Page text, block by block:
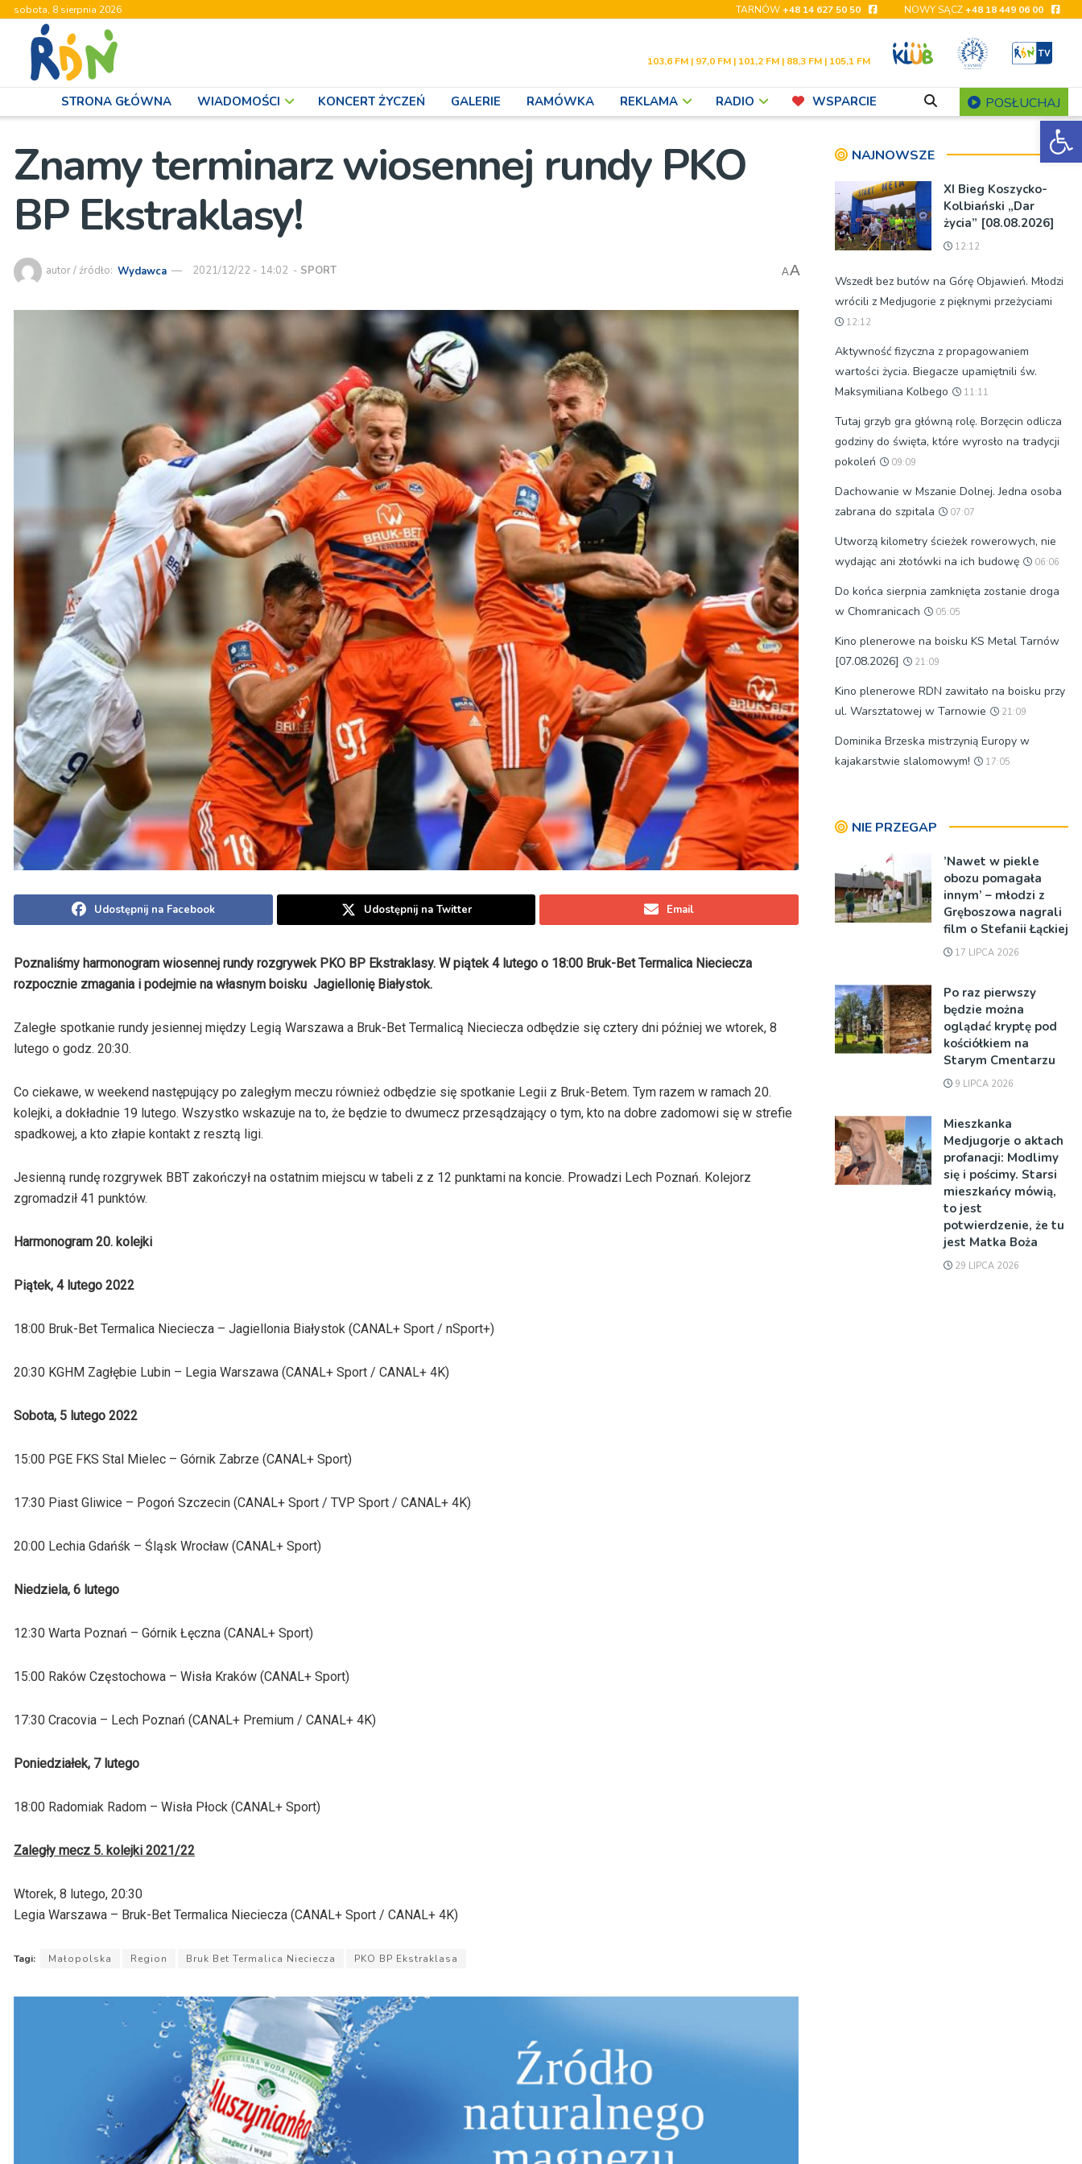
sobota, 8 sierpnia 2026 TARNÓW+48 14 627 50 50 NOWY SĄCZ+48 18 449 06 00
103,6 FM | 97,0 FM | 101,2 FM | 88,3 FM | 105,1 FM
STRONA GŁÓWNA WIADOMOŚCI KONCERT ŻYCZEŃ GALERIE RAMÓWKA REKLAMA RADIO WSPARCIE POSŁUCHAJ
Znamy terminarz wiosennej rundy PKO
BP Ekstraklasy!
autor / źródło: Wydawca 2021/12/22 - 14:02 - SPORT AA
Udostępnij na Facebook Udostępnij na Twitter Email
Poznaliśmy harmonogram wiosennej rundy rozgrywek PKO BP Ekstraklasy. W piątek 4 lutego o 18:00 Bruk-Bet Termalica Nieciecza
rozpocznie zmagania i podejmie na własnym boisku Jagiellonię Białystok.
Zaległe spotkanie rundy jesiennej między Legią Warszawa a Bruk-Bet Termalicą Nieciecza odbędzie się cztery dni później we wtorek, 8
lutego o godz. 20:30.
Co ciekawe, w weekend następujący po zaległym meczu również odbędzie się spotkanie Legii z Bruk-Betem. Tym razem w ramach 20.
kolejki, a dokładnie 19 lutego. Wszystko wskazuje na to, że będzie to dwumecz przesądzający o tym, kto na dobre zadomowi się w strefie
spadkowej, a kto złapie kontakt z resztą ligi.
Jesienną rundę rozgrywek BBT zakończył na ostatnim miejscu w tabeli z z 12 punktami na koncie. Prowadzi Lech Poznań. Kolejorz
zgromadził 41 punktów.
Harmonogram 20. kolejki
Piątek, 4 lutego 2022
18:00 Bruk-Bet Termalica Nieciecza – Jagiellonia Białystok (CANAL+ Sport / nSport+)
20:30 KGHM Zagłębie Lubin – Legia Warszawa (CANAL+ Sport / CANAL+ 4K)
Sobota, 5 lutego 2022
15:00 PGE FKS Stal Mielec – Górnik Zabrze (CANAL+ Sport)
17:30 Piast Gliwice – Pogoń Szczecin (CANAL+ Sport / TVP Sport / CANAL+ 4K)
20:00 Lechia Gdańśk – Śląsk Wrocław (CANAL+ Sport)
Niedziela, 6 lutego
12:30 Warta Poznań – Górnik Łęczna (CANAL+ Sport)
15:00 Raków Częstochowa – Wisła Kraków (CANAL+ Sport)
17:30 Cracovia – Lech Poznań (CANAL+ Premium / CANAL+ 4K)
Poniedziałek, 7 lutego
18:00 Radomiak Radom – Wisła Płock (CANAL+ Sport)
Zaległy mecz 5. kolejki 2021/22
Wtorek, 8 lutego, 20:30
Legia Warszawa – Bruk-Bet Termalica Nieciecza (CANAL+ Sport / CANAL+ 4K)
Tagi: Małopolska Region Bruk Bet Termalica Nieciecza PKO BP Ekstraklasa
NAJNOWSZE
XI Bieg Koszycko-
Kolbiański „Dar
życia” [08.08.2026]
12:12
Wszedł bez butów na Górę Objawień. Młodzi
wrócili z Medjugorie z pięknymi przeżyciami
12:12
Aktywność fizyczna z propagowaniem
wartości życia. Biegacze upamiętnili św.
Maksymiliana Kolbego
11:11
Tutaj grzyb gra główną rolę. Borzęcin odlicza
godziny do święta, które wyrosło na tradycji
pokoleń
09:09
Dachowanie w Mszanie Dolnej. Jedna osoba
zabrana do szpitala
07:07
Utworzą kilometry ścieżek rowerowych, nie
wydając ani złotówki na ich budowę
06:06
Do końca sierpnia zamknięta zostanie droga
w Chomranicach
05:05
Kino plenerowe na boisku KS Metal Tarnów
[07.08.2026]
21:09
Kino plenerowe RDN zawitało na boisku przy
ul. Warsztatowej w Tarnowie
21:09
Dominika Brzeska mistrzynią Europy w
kajakarstwie slalomowym!
17:05
NIE PRZEGAP
’Nawet w piekle
obozu pomagała
innym’ – młodzi z
Gręboszowa nagrali
film o Stefanii Łąckiej
17 LIPCA 2026
Po raz pierwszy
będzie można
oglądać kryptę pod
kościółkiem na
Starym Cmentarzu
9 LIPCA 2026
Mieszkanka
Medjugorje o aktach
profanacji: Modlimy
się i pościmy. Starsi
mieszkańcy mówią,
to jest
potwierdzenie, że tu
jest Matka Boża
29 LIPCA 2026